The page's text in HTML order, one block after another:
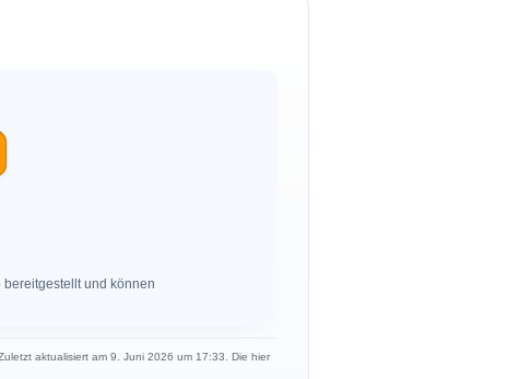
und können
aktualisiert am 9. Juni 2026 um 17:33. Die hier